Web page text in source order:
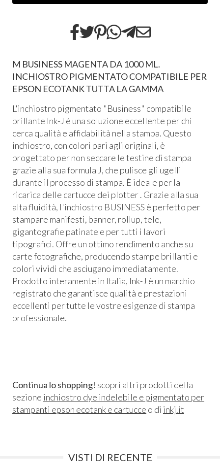
M BUSINESS MAGENTA DA 1000 ML.
INCHIOSTRO PIGMENTATO COMPATIBILE PER
EPSON ECOTANK TUTTA LA GAMMA
L'inchiostro pigmentato "Business" compatibile
brillante Ink-J è una soluzione eccellente per chi
cerca qualità e affidabilità nella stampa. Questo
inchiostro, con colori pari agli originali, è
progettato per non seccare le testine di stampa
grazie alla sua formula J, che pulisce gli ugelli
durante il processo di stampa. È ideale per la
ricarica delle cartucce dei plotter . Grazie alla sua
alta fluidità, l'inchiostro BUSINESS è perfetto per
stampare manifesti, banner, rollup, tele,
gigantografie patinate e per tutti i lavori
tipografici. Offre un ottimo rendimento anche su
carte fotografiche, producendo stampe brillanti e
colori vividi che asciugano immediatamente.
Prodotto interamente in Italia, Ink-J è un marchio
registrato che garantisce qualità e prestazioni
eccellenti per tutte le vostre esigenze di stampa
professionale.
Continua lo shopping! scopri altri prodotti della
sezione inchiostro dye indelebile e pigmentato per
stampanti epson ecotank e cartucce o di inkj.it
VISTI DI RECENTE